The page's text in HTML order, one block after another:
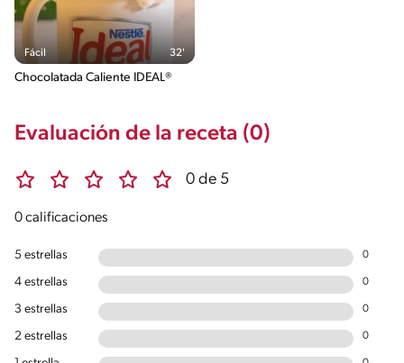
Fácil 32'
Chocolatada Caliente IDEAL®
Evaluación de la receta (0)
0 de 5
0 calificaciones
5 estrellas 0
4 estrellas 0
3 estrellas 0
2 estrellas 0